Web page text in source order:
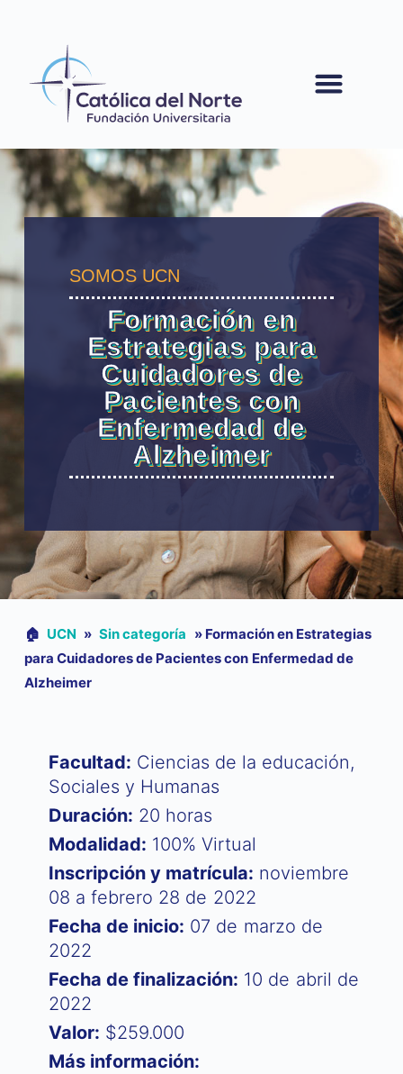
SOMOS UCN
Formación en
Estrategias para
Cuidadores de
Pacientes con
Enfermedad de
Alzheimer
🏠︎ UCN » Sin categoría » Formación en Estrategias
para Cuidadores de Pacientes con Enfermedad de
Alzheimer
Facultad: Ciencias de la educación,
Sociales y Humanas
Duración: 20 horas​
Modalidad: 100% Virtual
Inscripción y matrícula: noviembre
08 a febrero 28 de 2022​
Fecha de inicio: 07 de marzo de
2022
Fecha de finalización: 10 de abril de
2022​
Valor: $259.000
Más información: